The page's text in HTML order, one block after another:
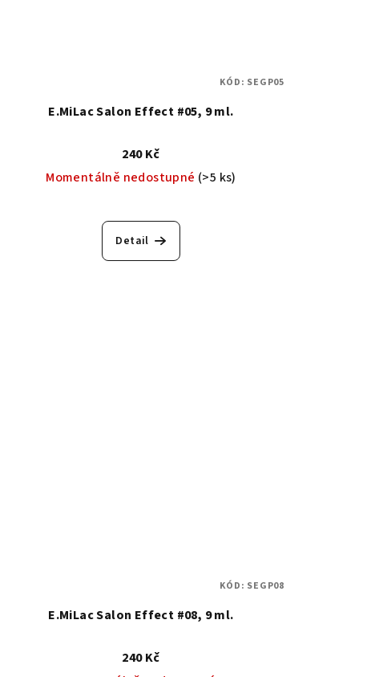
E.MiLac Salon Effect #05, 9 ml.
240 Kč
Momentálně nedostupné (>5 ks)
Detail
KÓD: SEGP05
E.MiLac Salon Effect #08, 9 ml.
240 Kč
KÓD: SEGP08